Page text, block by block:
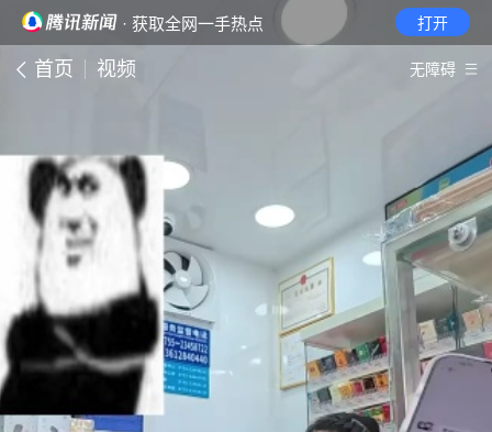
· 获取全网一手热点 打开
首页 视频 无障碍